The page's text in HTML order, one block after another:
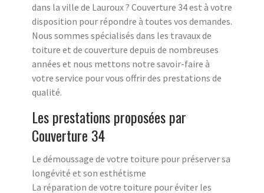
dans la ville de Lauroux ? Couverture 34 est à votre
disposition pour répondre à toutes vos demandes.
Nous sommes spécialisés dans les travaux de
toiture et de couverture depuis de nombreuses
années et nous mettons notre savoir-faire à
votre service pour vous offrir des prestations de
qualité.
Les prestations proposées par
Couverture 34
Le démoussage de votre toiture pour préserver sa
longévité et son esthétisme
La réparation de votre toiture pour éviter les